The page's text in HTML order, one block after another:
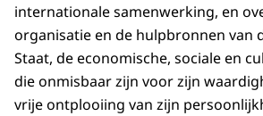
internationale samenwerking, en
organisatie en de hulpbronnen van
Staat, de economische, sociale en
die onmisbaar zijn voor zijn
vrije ontplooiing van zijn